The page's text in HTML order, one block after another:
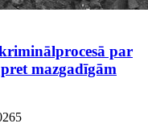
par
mazgadīgām
5